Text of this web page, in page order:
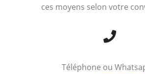
ces moyens selon votre
Téléphone ou